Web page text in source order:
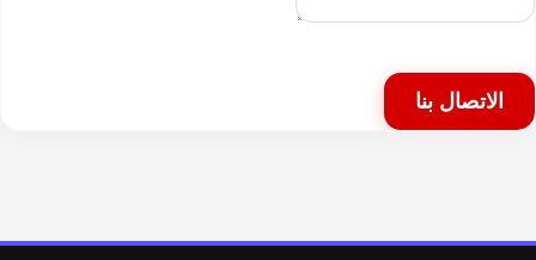
الاتصال بنا